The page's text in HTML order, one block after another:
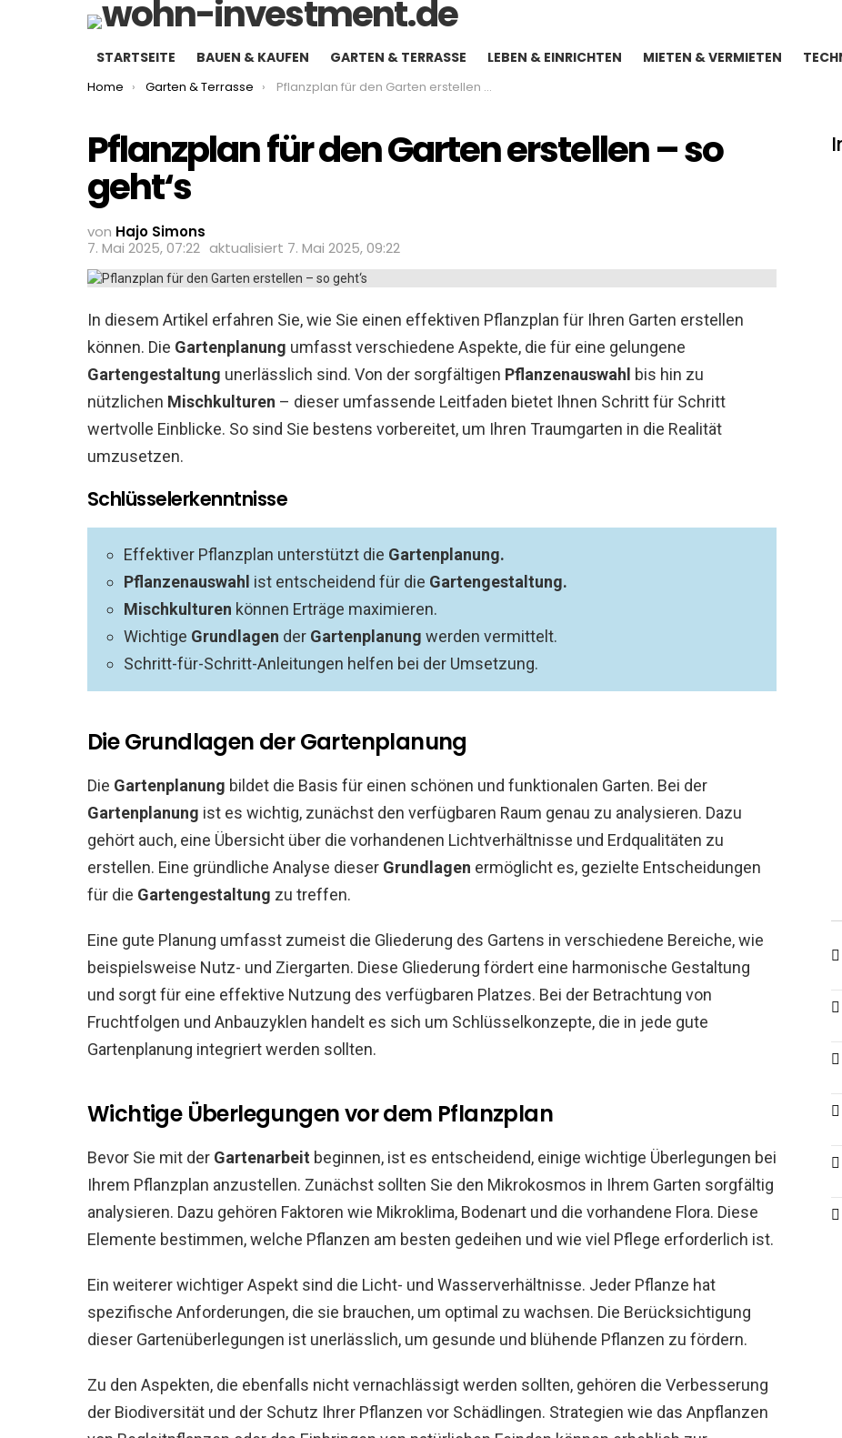
STARTSEITE BAUEN & KAUFEN GARTEN & TERRASSE LEBEN & EINRICHTEN MIETEN & VERMIETEN
You are here:
Home Garten & Terrasse Pflanzplan für den Garten erstellen – so geht‘s
Pflanzplan für den Garten erstellen – so
geht‘s
von Hajo Simons
7. Mai 2025, 07:22 aktualisiert 7. Mai 2025, 09:22
In diesem Artikel erfahren Sie, wie Sie einen effektiven Pflanzplan für Ihren Garten erstellen
können. Die Gartenplanung umfasst verschiedene Aspekte, die für eine gelungene
Gartengestaltung unerlässlich sind. Von der sorgfältigen Pflanzenauswahl bis hin zu
nützlichen Mischkulturen – dieser umfassende Leitfaden bietet Ihnen Schritt für Schritt
wertvolle Einblicke. So sind Sie bestens vorbereitet, um Ihren Traumgarten in die Realität
umzusetzen.
Schlüsselerkenntnisse
Effektiver Pflanzplan unterstützt die Gartenplanung.
Pflanzenauswahl ist entscheidend für die Gartengestaltung.
Mischkulturen können Erträge maximieren.
Wichtige Grundlagen der Gartenplanung werden vermittelt.
Schritt-für-Schritt-Anleitungen helfen bei der Umsetzung.
Die Grundlagen der Gartenplanung
Die Gartenplanung bildet die Basis für einen schönen und funktionalen Garten. Bei der
Gartenplanung ist es wichtig, zunächst den verfügbaren Raum genau zu analysieren. Dazu
gehört auch, eine Übersicht über die vorhandenen Lichtverhältnisse und Erdqualitäten zu
erstellen. Eine gründliche Analyse dieser Grundlagen ermöglicht es, gezielte Entscheidungen
für die Gartengestaltung zu treffen.
Eine gute Planung umfasst zumeist die Gliederung des Gartens in verschiedene Bereiche, wie
beispielsweise Nutz- und Ziergarten. Diese Gliederung fördert eine harmonische Gestaltung
und sorgt für eine effektive Nutzung des verfügbaren Platzes. Bei der Betrachtung von
Fruchtfolgen und Anbauzyklen handelt es sich um Schlüsselkonzepte, die in jede gute
Gartenplanung integriert werden sollten.
Wichtige Überlegungen vor dem Pflanzplan
Bevor Sie mit der Gartenarbeit beginnen, ist es entscheidend, einige wichtige Überlegungen bei
Ihrem Pflanzplan anzustellen. Zunächst sollten Sie den Mikrokosmos in Ihrem Garten sorgfältig
analysieren. Dazu gehören Faktoren wie Mikroklima, Bodenart und die vorhandene Flora. Diese
Elemente bestimmen, welche Pflanzen am besten gedeihen und wie viel Pflege erforderlich ist.
Ein weiterer wichtiger Aspekt sind die Licht- und Wasserverhältnisse. Jeder Pflanze hat
spezifische Anforderungen, die sie brauchen, um optimal zu wachsen. Die Berücksichtigung
dieser Gartenüberlegungen ist unerlässlich, um gesunde und blühende Pflanzen zu fördern.
Zu den Aspekten, die ebenfalls nicht vernachlässigt werden sollten, gehören die Verbesserung
der Biodiversität und der Schutz Ihrer Pflanzen vor Schädlingen. Strategien wie das Anpflanzen